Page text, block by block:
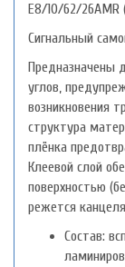
E8/10/62/26AMR
Сигнальный
Предназначены
углов,
возникновения
структура
плёнка
Клеевой слой
поверхностью
режется
Состав: